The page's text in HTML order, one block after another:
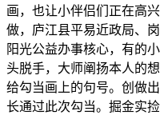
画，也让小伴侣们正在高
做，庐江县平易近政局、
阳光公益办事核心，有的
头脱手，大师阐扬本人的
给勾当画上的句号。创做
长通过此次勾当。掘金实